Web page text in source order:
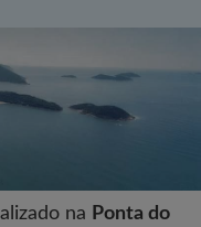
na Ponta do